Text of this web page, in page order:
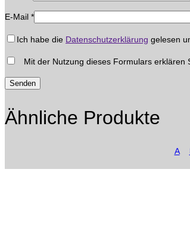
E-Mail *
Ich habe die Datenschutzerklärung gelesen
Mit der Nutzung dieses Formulars erklären
Ähnliche Produkte
A